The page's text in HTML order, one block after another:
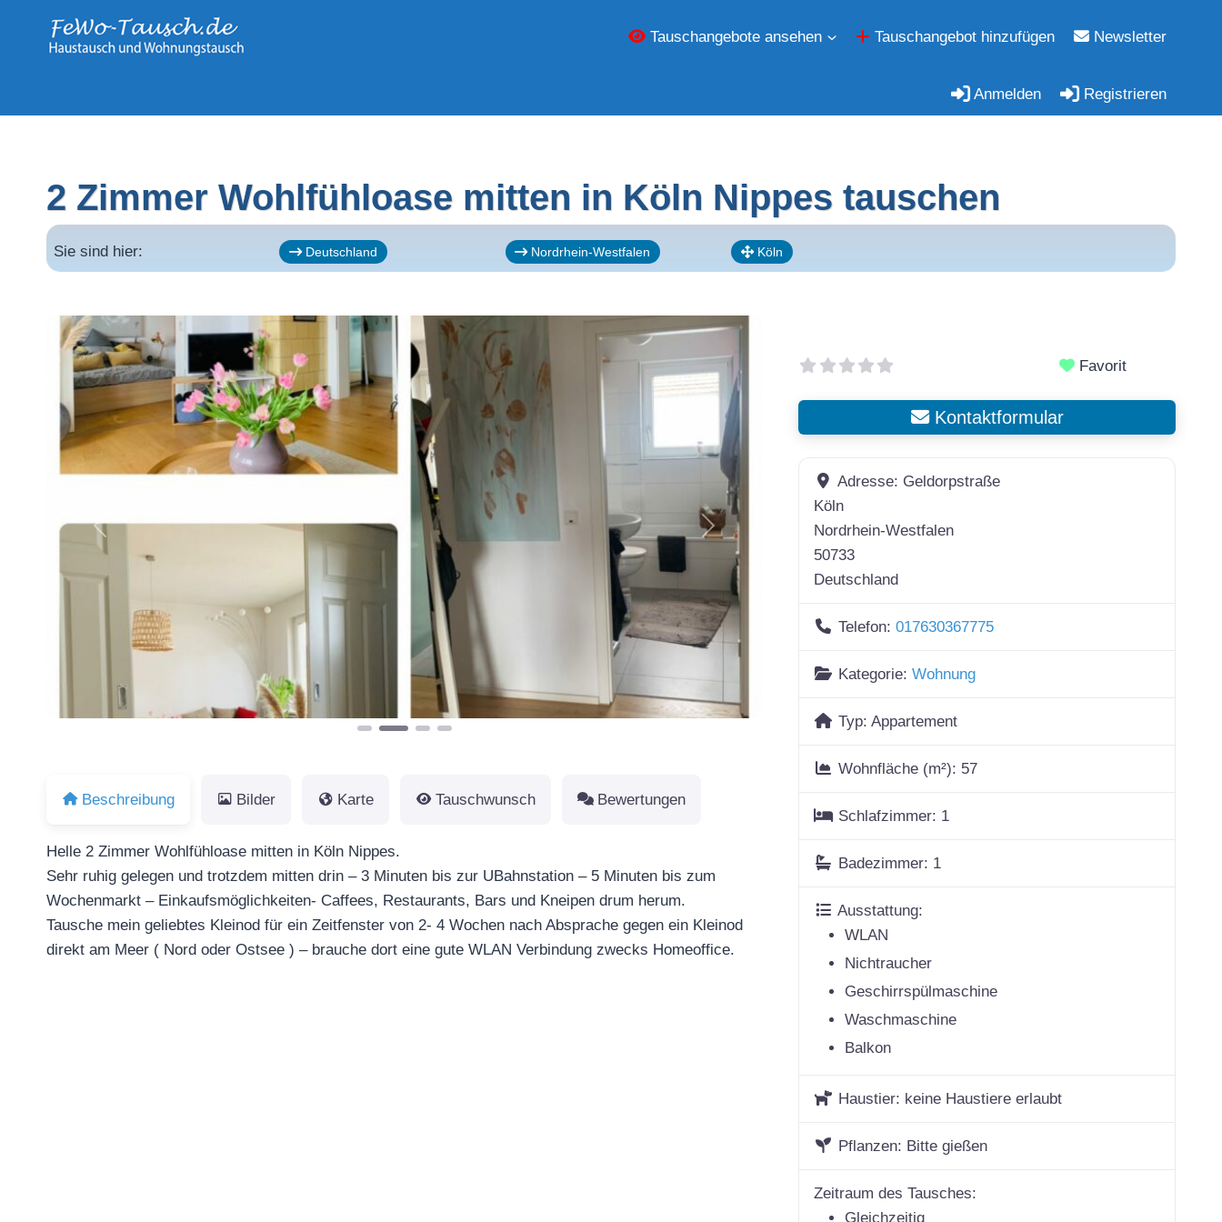
Tauschangebote ansehen Tauschangebot hinzufügen Newsletter
Anmelden Registrieren
2 Zimmer Wohlfühloase mitten in Köln Nippes tauschen
Sie sind hier: Deutschland Nordrhein-Westfalen Köln
Vorheriges Nächstes
Beschreibung Bilder Karte Tauschwunsch Bewertungen
Helle 2 Zimmer Wohlfühloase mitten in Köln Nippes.
Sehr ruhig gelegen und trotzdem mitten drin – 3 Minuten bis zur UBahnstation – 5 Minuten bis zum
Wochenmarkt – Einkaufsmöglichkeiten- Caffees, Restaurants, Bars und Kneipen drum herum.
Tausche mein geliebtes Kleinod für ein Zeitfenster von 2- 4 Wochen nach Absprache gegen ein Kleinod
direkt am Meer ( Nord oder Ostsee ) – brauche dort eine gute WLAN Verbindung zwecks Homeoffice.
Favorit
Kontaktformular
Adresse: Geldorpstraße
Köln
Nordrhein-Westfalen
50733
Deutschland
Telefon: 017630367775
Kategorie: Wohnung
Typ: Appartement
Wohnfläche (m²): 57
Schlafzimmer: 1
Badezimmer: 1
Ausstattung:
WLAN
Nichtraucher
Geschirrspülmaschine
Waschmaschine
Balkon
Haustier: keine Haustiere erlaubt
Pflanzen: Bitte gießen
Zeitraum des Tausches:
Gleichzeitig